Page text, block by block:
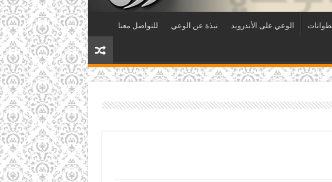
الوعي على الأندرويد نبذة عن الوعي للتواصل معنا